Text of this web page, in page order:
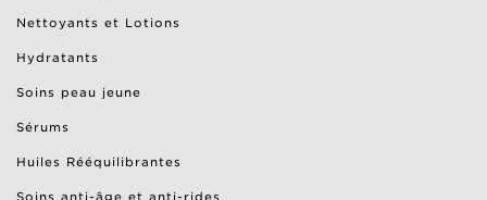
Nettoyants et Lotions
Hydratants
Soins peau jeune
Sérums
Huiles Rééquilibrantes